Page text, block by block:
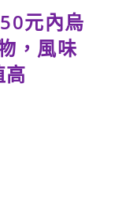
元內烏
，風味
高